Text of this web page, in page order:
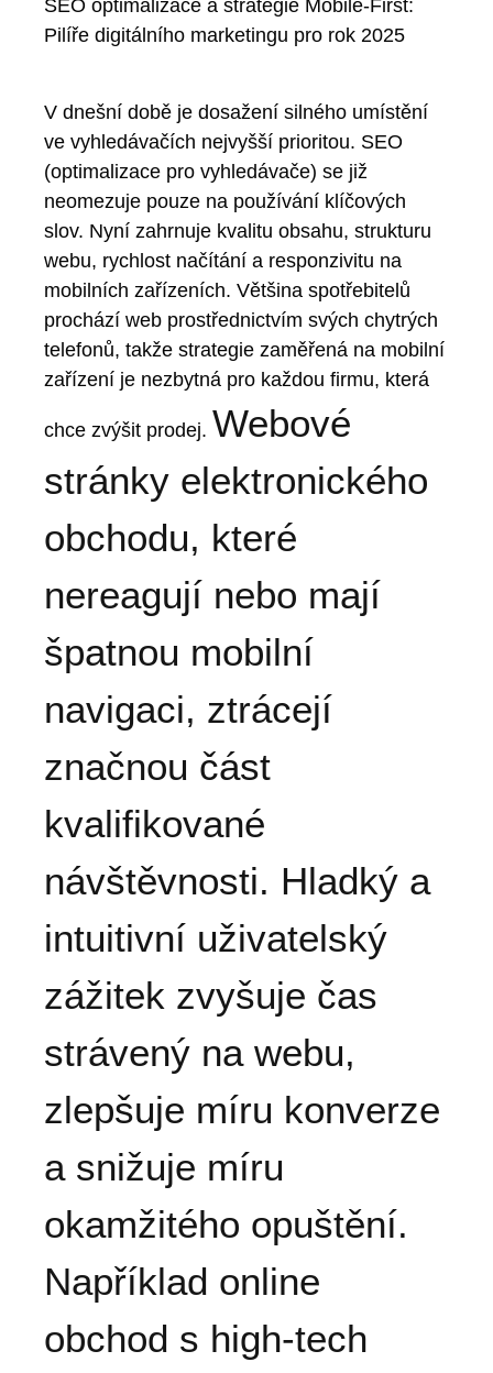
SEO optimalizace a strategie Mobile-First:
Pilíře digitálního marketingu pro rok 2025
V dnešní době je dosažení silného umístění
ve vyhledávačích nejvyšší prioritou. SEO
(optimalizace pro vyhledávače) se již
neomezuje pouze na používání klíčových
slov. Nyní zahrnuje kvalitu obsahu, strukturu
webu, rychlost načítání a responzivitu na
mobilních zařízeních. Většina spotřebitelů
prochází web prostřednictvím svých chytrých
telefonů, takže strategie zaměřená na mobilní
zařízení je nezbytná pro každou firmu, která
chce zvýšit prodej. Webové
stránky elektronického
obchodu, které
nereagují nebo mají
špatnou mobilní
navigaci, ztrácejí
značnou část
kvalifikované
návštěvnosti. Hladký a
intuitivní uživatelský
zážitek zvyšuje čas
strávený na webu,
zlepšuje míru konverze
a snižuje míru
okamžitého opuštění.
Například online
obchod s high-tech